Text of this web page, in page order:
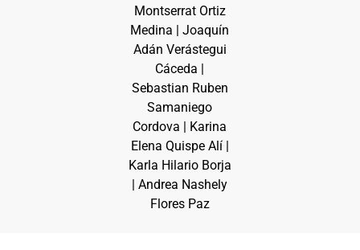
Montserrat Ortiz
Medina | Joaquín
Adán Verástegui
Cáceda |
Sebastian Ruben
Samaniego
Cordova | Karina
Elena Quispe Alí |
Karla Hilario Borja
| Andrea Nashely
Flores Paz